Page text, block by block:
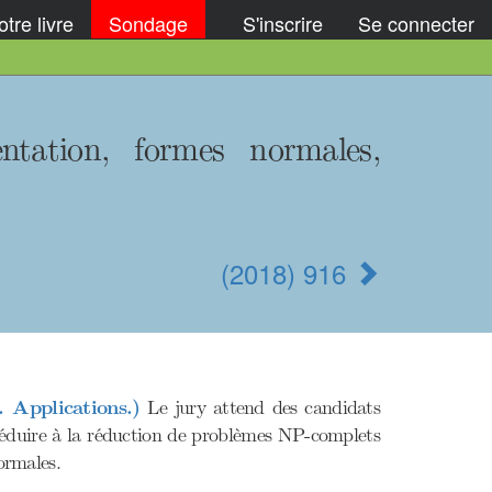
livre Sondage S'inscrire Se connecter
formes normales,
(2018) 916
Applications.) Le jury attend des candidats
à la réduction de problèmes NP-complets